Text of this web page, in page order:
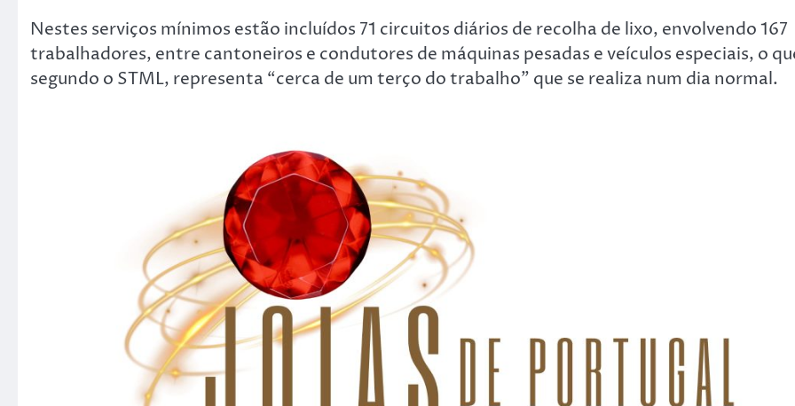
Nestes serviços mínimos estão incluídos 71 circuitos diários de recolha de lixo, envolvendo 167
trabalhadores, entre cantoneiros e condutores de máquinas pesadas e veículos especiais, o
segundo o STML, representa “cerca de um terço do trabalho” que se realiza num dia normal.